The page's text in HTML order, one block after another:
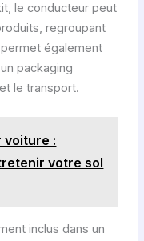
le conducteur peut
regroupant
permet également
packaging
le transport.
voiture :
votre sol
inclus dans un